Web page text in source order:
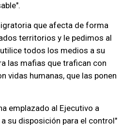
que afecta de forma
territorios y le pedimos al
todos los medios a su
las mafias que trafican con
vidas humanas, que las ponen
emplazado al Ejecutivo a
su disposición para el control"